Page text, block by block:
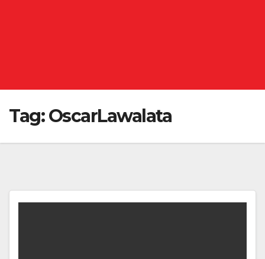
Tag:OscarLawalata